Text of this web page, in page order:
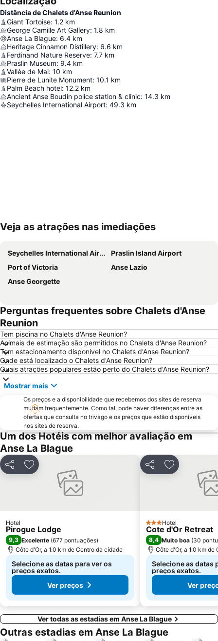
Distância de Chalets d'Anse Reunion
Giant Tortoise: 1.2 km
George Camille Art Gallery: 1.8 km
Anse La Blague: 6.4 km
Heritage Cinnamon Distillery: 6.6 km
Ferdinand Nature Reserve: 7.7 km
Praslin Museum: 9.4 km
Vallée de Mai: 10 km
Pierre de Lunite Monument: 10.1 km
Palm Beach hotel: 12.2 km
Ancient Anse Boudin police station & clinic: 14.3 km
Seychelles International Airport: 49.3 km
Ampliar mapa
Veja as atrações nas imediações
Seychelles International Airport
Praslin Island Airport
Port of Victoria
Anse Lazio
Anse Georgette
Perguntas frequentes sobre Chalets d'Anse
Reunion
Tem piscina no Chalets d'Anse Reunion?
Animais de estimação são permitidos no Chalets d'Anse Reunion?
Tem estacionamento disponível no Chalets d'Anse Reunion?
Onde está localizado o Chalets d'Anse Reunion?
Quais atrações populares estão perto do Chalets d'Anse Reunion?
Mostrar mais
Os preços e a disponibilidade que recebemos dos sites de reserva
mudam frequentemente. Como tal, pode haver diferenças entre as
ofertas que consulta no trivago e os preços que estão disponíveis
nos sites de reserva.
Um dos Hotéis com melhor avaliação em
Anse La Blague
PartilharAdicionar aos favoritos
Hotel
Pirogue Lodge
9,3 Excelente (677 pontuações)
Côte d'Or, a 1.0 km de Centro da cidade
Selecione as datas para ver os
preços exatos.
Ver preços
PartilharAdicionar
3 Estrelas
Hotel
Cote d'Or Retreat
8,4 Muito boa (30
Côte d'Or, a 1.0 km de
Selecione as datas
preços exatos.
Ver
Ver todas as estadias em Anse La Blague
Outras estadias em Anse La Blague